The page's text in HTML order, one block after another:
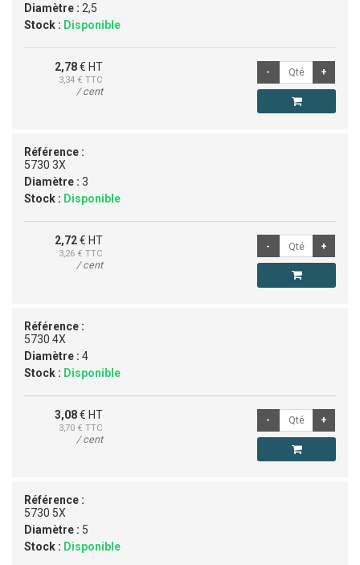
Diamètre : 2,5
Stock : Disponible
2,78€ HT
3,34 € TTC
/ cent
Référence :
5730 3X
Diamètre : 3
Stock : Disponible
2,72€ HT
3,26 € TTC
/ cent
Référence :
5730 4X
Diamètre : 4
Stock : Disponible
3,08€ HT
3,70 € TTC
/ cent
Référence :
5730 5X
Diamètre : 5
Stock : Disponible